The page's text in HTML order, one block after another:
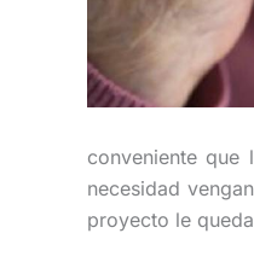
conveniente
necesidad
proyecto le